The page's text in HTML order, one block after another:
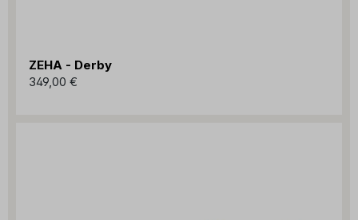
ZEHA - Derby
349,00 €